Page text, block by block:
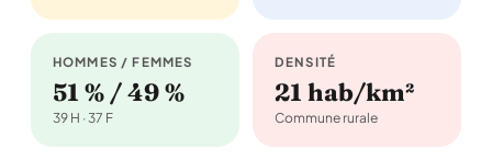
HOMMES / FEMMES
51 % / 49 %
39 H · 37 F
DENSITÉ
21 hab/km²
Commune rurale